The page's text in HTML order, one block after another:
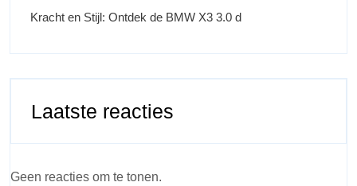
Kracht en Stijl: Ontdek de BMW X3 3.0 d
Laatste reacties
Geen reacties om te tonen.